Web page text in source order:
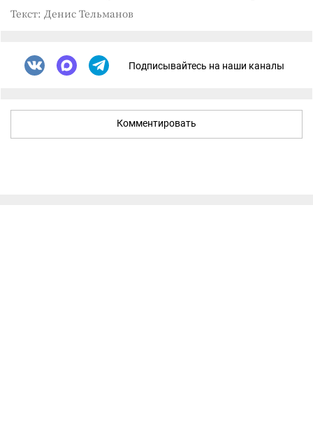
Текст: Денис Тельманов
Подписывайтесь на наши каналы
Комментировать